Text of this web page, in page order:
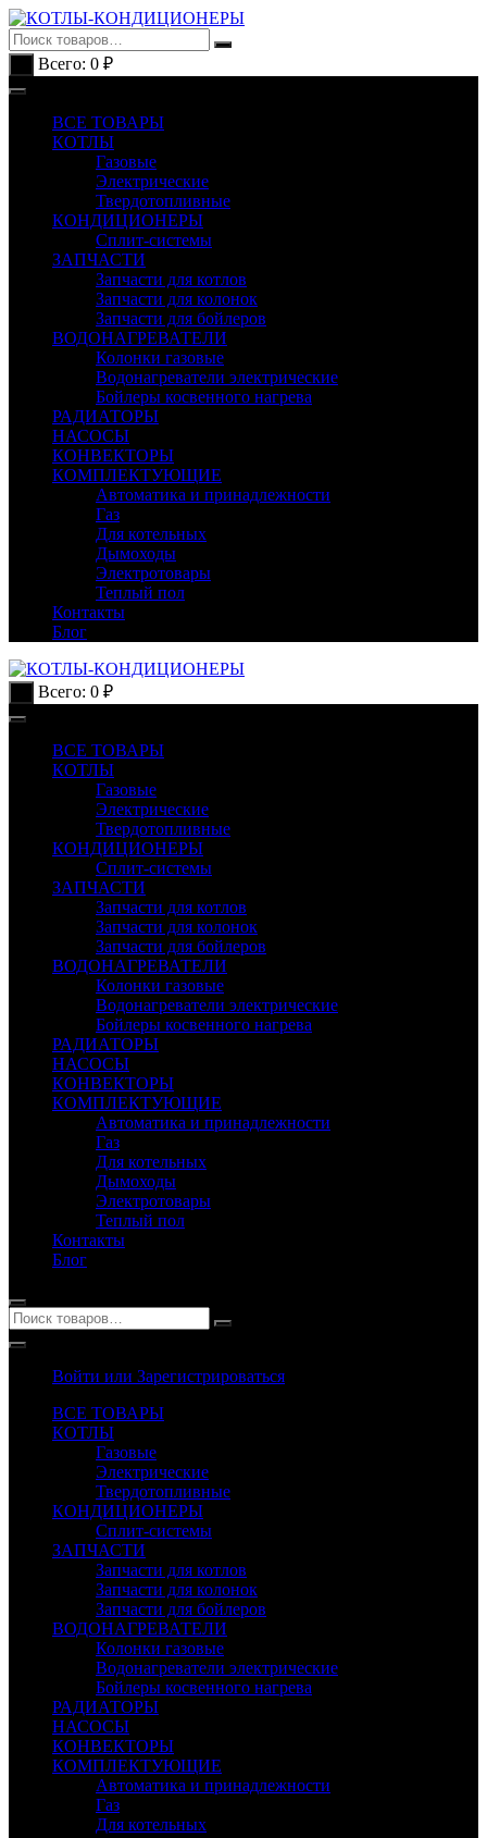
Перейти
к
содержимому
Всего: 0 ₽
ВСЕ ТОВАРЫ
КОТЛЫ
Газовые
Электрические
Твердотопливные
КОНДИЦИОНЕРЫ
Сплит-системы
ЗАПЧАСТИ
Запчасти для котлов
Запчасти для колонок
Запчасти для бойлеров
ВОДОНАГРЕВАТЕЛИ
Колонки газовые
Водонагреватели электрические
Бойлеры косвенного нагрева
РАДИАТОРЫ
НАСОСЫ
КОНВЕКТОРЫ
КОМПЛЕКТУЮЩИЕ
Автоматика и принадлежности
Газ
Для котельных
Дымоходы
Электротовары
Теплый пол
Контакты
Блог
Всего: 0 ₽
ВСЕ ТОВАРЫ
КОТЛЫ
Газовые
Электрические
Твердотопливные
КОНДИЦИОНЕРЫ
Сплит-системы
ЗАПЧАСТИ
Запчасти для котлов
Запчасти для колонок
Запчасти для бойлеров
ВОДОНАГРЕВАТЕЛИ
Колонки газовые
Водонагреватели электрические
Бойлеры косвенного нагрева
РАДИАТОРЫ
НАСОСЫ
КОНВЕКТОРЫ
КОМПЛЕКТУЮЩИЕ
Автоматика и принадлежности
Газ
Для котельных
Дымоходы
Электротовары
Теплый пол
Контакты
Блог
Войти или Зарегистрироваться
ВСЕ ТОВАРЫ
КОТЛЫ
Газовые
Электрические
Твердотопливные
КОНДИЦИОНЕРЫ
Сплит-системы
ЗАПЧАСТИ
Запчасти для котлов
Запчасти для колонок
Запчасти для бойлеров
ВОДОНАГРЕВАТЕЛИ
Колонки газовые
Водонагреватели электрические
Бойлеры косвенного нагрева
РАДИАТОРЫ
НАСОСЫ
КОНВЕКТОРЫ
КОМПЛЕКТУЮЩИЕ
Автоматика и принадлежности
Газ
Для котельных